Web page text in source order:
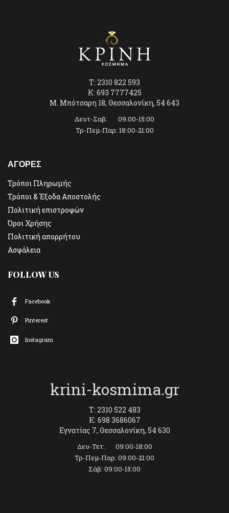
T: 2310 822 593
K: 693 7777425
Μ. Μπότσαρη 18, Θεσσαλονίκη, 54 643
Δευτ-Σαβ: 09:00-15:00
Τρ-Πεμ-Παρ: 18:00-21:00
ΑΓΟΡΕΣ
Τρόποι Πληρωμής
Τρόποι & Έξοδα Αποστολής
Πολιτική επιστροφών
Όροι Χρήσης
Πολιτική απορρήτου
Ασφάλεια
FOLLOW US
Facebook
Pinterest
Instagram
krini-kosmima.gr
T: 2310 522 483
K: 698 3686067
Εγνατίας 7, Θεσσαλονίκη, 54 630
Δευ-Τετ: 09:00-18:00
Τρ-Πεμ-Παρ: 09:00-21:00
Σάβ: 09:00-15:00